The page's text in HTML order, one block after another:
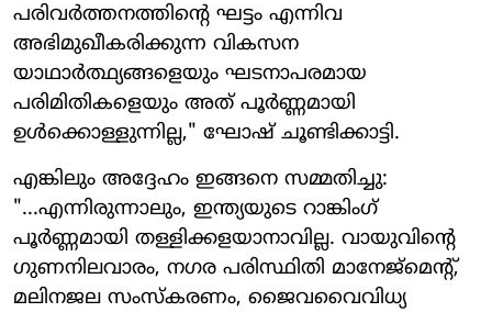
പരിവർത്തനത്തിന്റെ ഘട്ടം എന്നിവ
അഭിമുഖീകരിക്കുന്ന വികസന
യാഥാർത്ഥ്യങ്ങളെയും ഘടനാപരമായ
പരിമിതികളെയും അത് പൂർണ്ണമായി
ഉൾക്കൊള്ളുന്നില്ല," ഘോഷ് ചൂണ്ടിക്കാട്ടി.
എങ്കിലും അദ്ദേഹം ഇങ്ങനെ സമ്മതിച്ചു:
"...എന്നിരുന്നാലും, ഇന്ത്യയുടെ റാങ്കിംഗ്
പൂർണ്ണമായി തള്ളിക്കളയാനാവില്ല. വായുവിന്റെ
ഗുണനിലവാരം, നഗര പരിസ്ഥിതി മാനേജ്‌മെന്റ്,
മലിനജല സംസ്കരണം, ജൈവവൈവിധ്യ